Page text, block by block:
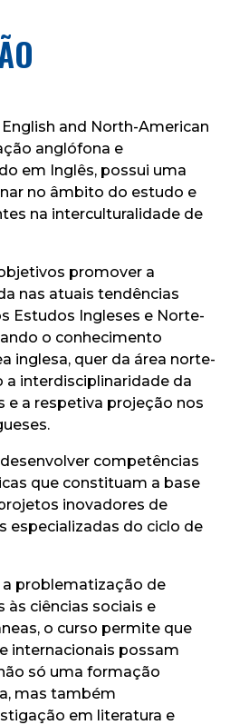
and North-American
anglófona e
em Inglês, possui uma
no âmbito do estudo e
na interculturalidade de
promover a
nas atuais tendências
Estudos Ingleses e Norte-
o conhecimento
inglesa, quer da área norte-
a interdisciplinaridade da
e a respetiva projeção nos
competências
que constituam a base
inovadores de
especializadas do ciclo de
a problematização de
ciências sociais e
o curso permite que
internacionais possam
só uma formação
mas também
em literatura e